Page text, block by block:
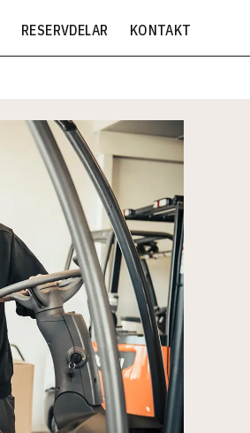
RESERVDELAR KONTAKT